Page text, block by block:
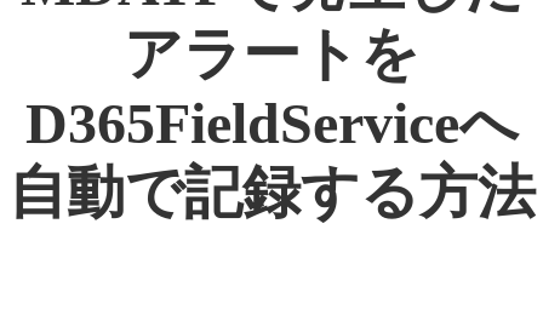
アラートを
D365FieldServiceへ
自動で記録する方法